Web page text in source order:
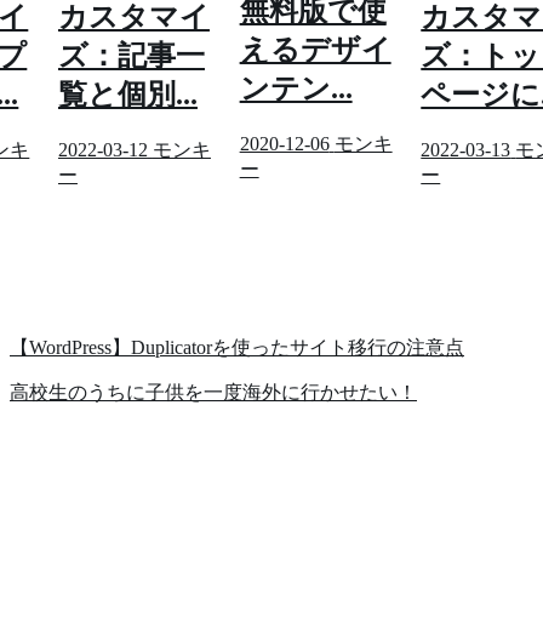
キ
カスタマイ
ズ：記事一
覧と個別...
2022-03-12 モンキ
ー
無料版で使
えるデザイ
ンテン...
2020-12-06 モンキ
ー
カスタ
ズ：ト
ページ
2022-03-13 モ
ー
【WordPress】Duplicatorを使ったサイト移行の注意点
高校生のうちに子供を一度海外に行かせたい！